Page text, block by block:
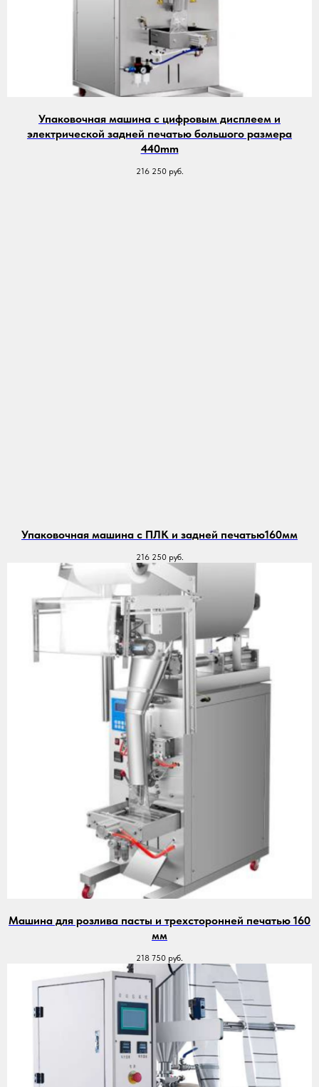
Упаковочная машина с цифровым дисплеем и
электрической задней печатью большого размера
440mm
216 250 руб.
Упаковочная машина с ПЛК и задней печатью160мм
216 250 руб.
Машина для розлива пасты и трехсторонней печатью 160
мм
218 750 руб.